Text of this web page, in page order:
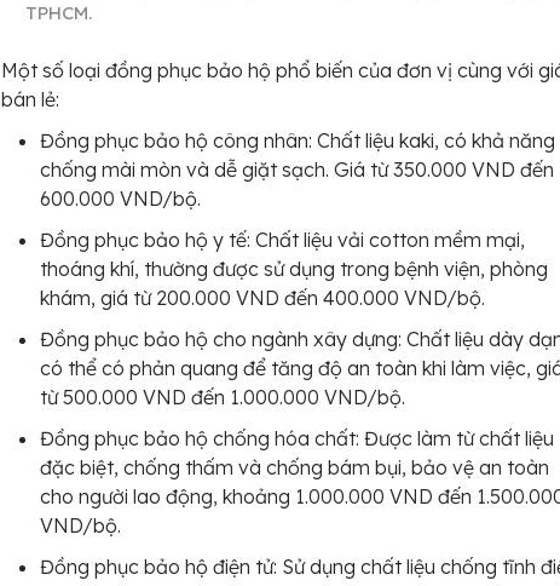
TPHCM.
Một số loại đồng phục bảo hộ phổ biến của đơn vị cùng với
bán lẻ:
Đồng phục bảo hộ công nhân: Chất liệu kaki, có khả năng
chống mài mòn và dễ giặt sạch. Giá từ 350.000 VND đến
600.000 VND/bộ.
Đồng phục bảo hộ y tế: Chất liệu vải cotton mềm mại,
thoáng khí, thường được sử dụng trong bệnh viện, phòng
khám, giá từ 200.000 VND đến 400.000 VND/bộ.
Đồng phục bảo hộ cho ngành xây dựng: Chất liệu dày
có thể có phản quang để tăng độ an toàn khi làm việc,
từ 500.000 VND đến 1.000.000 VND/bộ.
Đồng phục bảo hộ chống hóa chất: Được làm từ chất liệu
đặc biệt, chống thấm và chống bám bụi, bảo vệ an toàn
cho người lao động, khoảng 1.000.000 VND đến
VND/bộ.
Đồng phục bảo hộ điện tử: Sử dụng chất liệu chống tĩnh